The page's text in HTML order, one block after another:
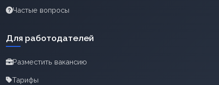
Частые вопросы
Для работодателей
Разместить вакансию
Тарифы